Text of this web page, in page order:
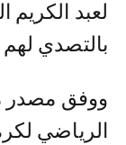
لعبد الكريم
بالتصدي لهم
ووفق مصدر
الرياضي